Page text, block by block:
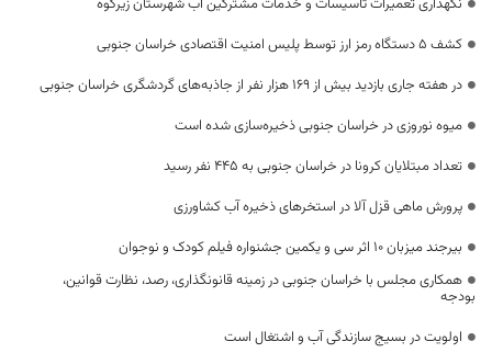
نگهداری تعمیرات تاسیسات و خدمات مشترکین آب شهرستان زیرکوه
کشف ۵ دستگاه رمز ارز توسط پلیس امنیت اقتصادی خراسان جنوبی
در هفته جاری بازدید بیش از ۱۶۹ هزار نفر از جاذبه‌های گردشگری خراسان جنوبی
میوه نوروزی در خراسان جنوبی ذخیره‌سازی شده است
تعداد مبتلایان کرونا در خراسان جنوبی به 445 نفر رسید
پرورش ماهی قزل آلا در استخرهای ذخیره آب کشاورزی
بیرجند میزبان 10 اثر سی و یکمین جشنواره فیلم کودک و نوجوان
همکاری مجلس با خراسان جنوبی در زمینه قانونگذاری، رصد، نظارت قوانین،
بودجه
اولویت در بسیج سازندگی آب و اشتغال است